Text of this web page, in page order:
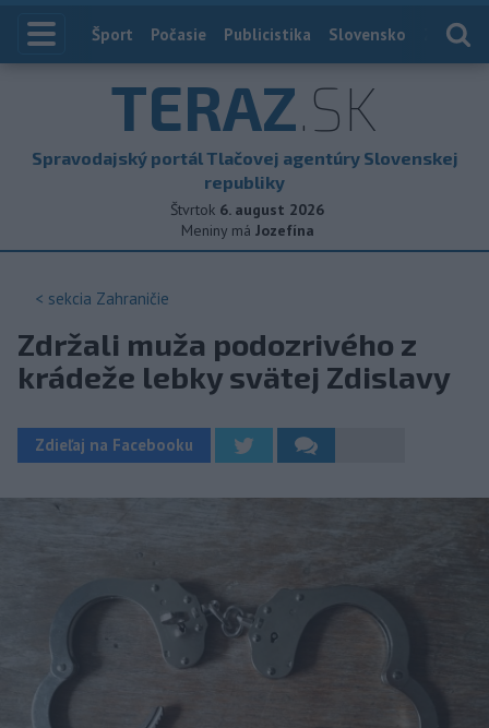
Index
Šport Počasie Publicistika Slovensko
TERAZ.SK
Spravodajský portál Tlačovej agentúry Slovenskej
republiky
Štvrtok 6. august 2026
Meniny má Jozefína
< sekcia Zahraničie
Zdržali muža podozrivého z
krádeže lebky svätej Zdislavy
Zdieľaj na Facebooku